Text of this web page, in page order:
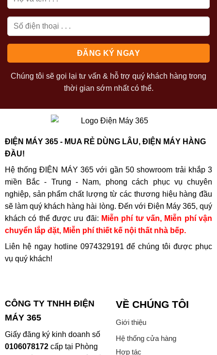
Chúng tôi sẽ gọi lại tư vấn & hỗ trợ quý khách hàng trong
thời gian sớm nhất có thể.
ĐIỆN MÁY 365 - MUA RẺ DÙNG LÂU, ĐIỆN MÁY HÀNG
ĐẦU!
Hệ thống ĐIỆN MÁY 365 với gần 50 showroom trải khắp 3
miền Bắc - Trung - Nam, phong cách phục vụ chuyên
nghiệp, sản phẩm chất lượng từ các thương hiệu hàng đầu
sẽ làm quý khách hàng hài lòng. Đến với Điện Máy 365, quý
khách có thể được ưu đãi: Miễn phí tư vấn, Miễn phí vận
chuyển lắp đặt, Miễn phí thiết kế nội thất nhà bếp.
Liên hệ ngay hotline 0974329191 để chúng tôi được phục
vụ quý khách!
CÔNG TY TNHH ĐIỆN
MÁY 365
Giấy đăng ký kinh doanh số
0106078172cấp tại Phòng
VỀ CHÚNG TÔI
Giới thiệu
Hệ thống cửa hàng
Hợp tác